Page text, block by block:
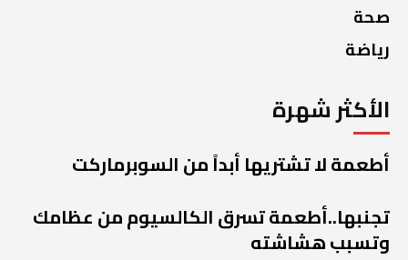
صحة
رياضة
الأكثر شهرة
أطعمة لا تشتريها أبداً من السوبرماركت
تجنبها..أطعمة تسرق الكالسيوم من عظامك
وتسبب هشاشته